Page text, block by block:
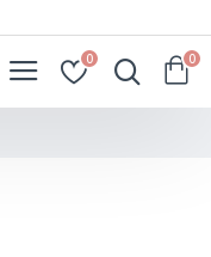
0 0